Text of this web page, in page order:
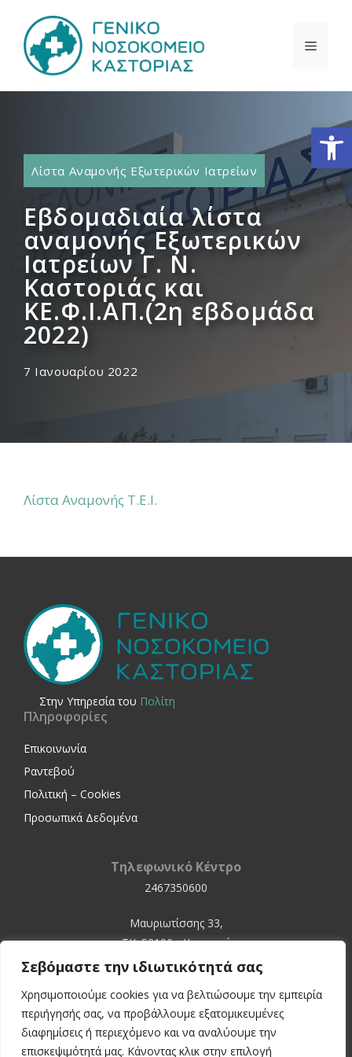
Σεβόμαστε την ιδιωτικότητά σας
Χρησιμοποιούμε cookies για να βελτιώσουμε την εμπειρία
περιήγησής σας, να προβάλλουμε εξατομικευμένες
διαφημίσεις ή περιεχόμενο και να αναλύουμε την
επισκεψιμότητά μας. Κάνοντας κλικ στην επιλογή
περιεχόμενο
Λίστα Αναμονής Εξωτερικών Ιατρείων
Εβδομαδιαία λίστα
αναμονής Εξωτερικών
Ιατρείων Γ. Ν.
Καστοριάς και
ΚΕ.Φ.Ι.ΑΠ.(2η εβδομάδα
2022)
7 Ιανουαρίου 2022
Λίστα Αναμονής Τ.Ε.Ι.
Στην Yπηρεσία του Πολίτη
Πληροφορίες
Επικοινωνία
Ραντεβού
Πολιτική – Cookies
Προσωπικά Δεδομένα
Τηλεφωνικό Κέντρο
2467350600
Μαυριωτίσσης 33,
ΤΚ. 52100 - Καστοριά